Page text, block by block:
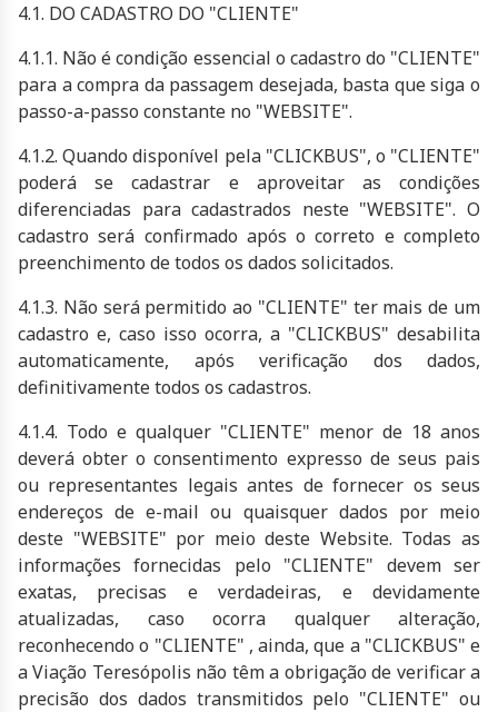
4.1. DO CADASTRO DO "CLIENTE"
4.1.1. Não é condição essencial o cadastro do "CLIENTE"
para a compra da passagem desejada, basta que siga o
passo-a-passo constante no "WEBSITE".
4.1.2. Quando disponível pela "CLICKBUS", o "CLIENTE"
poderá se cadastrar e aproveitar as condições
diferenciadas para cadastrados neste "WEBSITE". O
cadastro será confirmado após o correto e completo
preenchimento de todos os dados solicitados.
4.1.3. Não será permitido ao "CLIENTE" ter mais de um
cadastro e, caso isso ocorra, a "CLICKBUS" desabilita
automaticamente, após verificação dos dados,
definitivamente todos os cadastros.
4.1.4. Todo e qualquer "CLIENTE" menor de 18 anos
deverá obter o consentimento expresso de seus pais
ou representantes legais antes de fornecer os seus
endereços de e-mail ou quaisquer dados por meio
deste "WEBSITE" por meio deste Website. Todas as
informações fornecidas pelo "CLIENTE" devem ser
exatas, precisas e verdadeiras, e devidamente
atualizadas, caso ocorra qualquer alteração,
reconhecendo o "CLIENTE" , ainda, que a "CLICKBUS" e
a Viação Teresópolis não têm a obrigação de verificar a
precisão dos dados transmitidos pelo "CLIENTE" ou